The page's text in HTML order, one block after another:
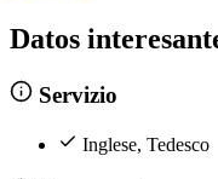
Datos
Servizio
Inglese, Tedesco